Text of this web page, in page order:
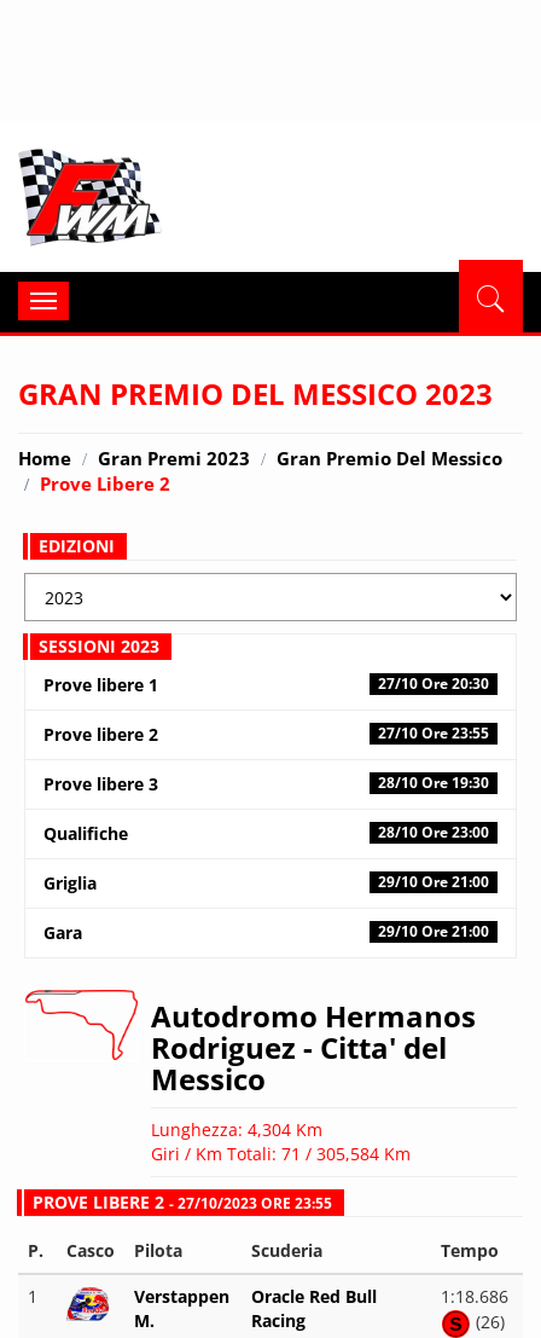
Toggle
navigation
GRAN PREMIO DEL MESSICO 2023
Home Gran Premi 2023
Gran Premio Del Messico
Prove Libere 2
EDIZIONI
SESSIONI 2023
Prove libere 1
27/10 Ore 20:30
Prove libere 2 27/10 Ore 23:55
Prove libere 3 28/10 Ore 19:30
Qualifiche 28/10 Ore 23:00
Griglia 29/10 Ore 21:00
Gara 29/10 Ore 21:00
Autodromo Hermanos
Rodriguez - Citta' del
Messico
Lunghezza: 4,304 Km
Giri / Km Totali: 71 / 305,584 Km
PROVE LIBERE 2 - 27/10/2023 ORE 23:55
P. Casco Pilota Scuderia
Tempo
1
Verstappen
M.
Oracle Red Bull
Racing
1:18.686
(26)